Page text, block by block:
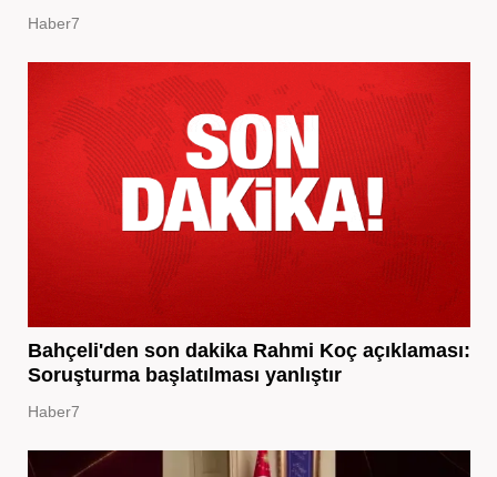
Haber7
Bahçeli'den son dakika Rahmi Koç açıklaması:
Soruşturma başlatılması yanlıştır
Haber7